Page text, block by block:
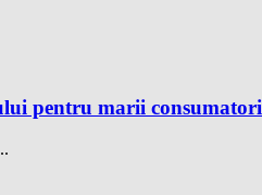
pentru marii consumatori